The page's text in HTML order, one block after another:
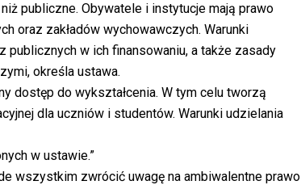
publiczne. Obywatele i instytucje mają prawo
oraz zakładów wychowawczych. Warunki
publicznych w ich finansowaniu, a także zasady
określa ustawa.
dostęp do wykształcenia. W tym celu tworzą
dla uczniów i studentów. Warunki udzielania
w ustawie.”
wszystkim zwrócić uwagę na ambiwalentne prawo